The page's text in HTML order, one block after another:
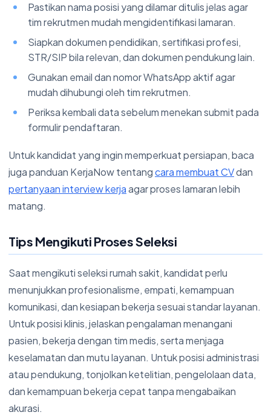
Pastikan nama posisi yang dilamar ditulis jelas agar
tim rekrutmen mudah mengidentifikasi lamaran.
Siapkan dokumen pendidikan, sertifikasi profesi,
STR/SIP bila relevan, dan dokumen pendukung lain.
Gunakan email dan nomor WhatsApp aktif agar
mudah dihubungi oleh tim rekrutmen.
Periksa kembali data sebelum menekan submit pada
formulir pendaftaran.
Untuk kandidat yang ingin memperkuat persiapan, baca
juga panduan KerjaNow tentangcara membuat CVdan
pertanyaan interview kerjaagar proses lamaran lebih
matang.
Tips Mengikuti Proses Seleksi
Saat mengikuti seleksi rumah sakit, kandidat perlu
menunjukkan profesionalisme, empati, kemampuan
komunikasi, dan kesiapan bekerja sesuai standar layanan.
Untuk posisi klinis, jelaskan pengalaman menangani
pasien, bekerja dengan tim medis, serta menjaga
keselamatan dan mutu layanan. Untuk posisi administrasi
atau pendukung, tonjolkan ketelitian, pengelolaan data,
dan kemampuan bekerja cepat tanpa mengabaikan
akurasi.